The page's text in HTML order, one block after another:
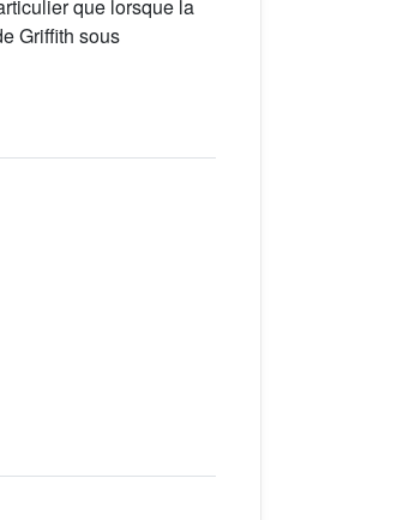
que lorsque la
Griffith sous